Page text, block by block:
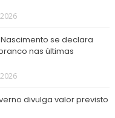
se declara
nas últimas
divulga valor previsto